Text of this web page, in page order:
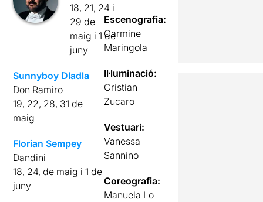
18, 21, 24 i
29 de
maig i 1 de
juny
Sunnyboy Dladla
Don Ramiro
19, 22, 28, 31 de
maig
Florian Sempey
Dandini
18, 24, de maig i 1 de
juny
Escenografia:
Carmine
Maringola
Il·luminació:
Cristian
Zucaro
Vestuari:
Vanessa
Sannino
Coreografia:
Manuela Lo